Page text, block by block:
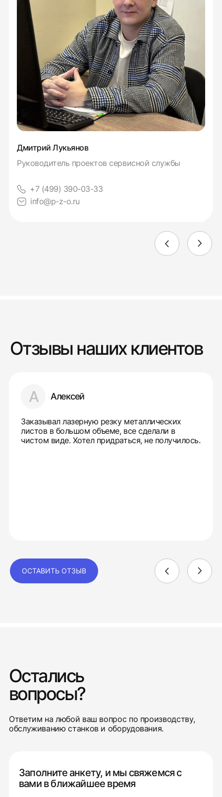
Дмитрий Лукьянов
Руководитель проектов сервисной службы
+7 (499) 390-03-33
info@p-z-o.ru
Отзывы наших клиентов
А Алексей
Заказывал лазерную резку металлических
листов в большом объеме, все сделали в
чистом виде. Хотел придраться, не получилось.
ОСТАВИТЬ ОТЗЫВ
Остались
вопросы?
Ответим на любой ваш вопрос по производству,
обслуживанию станков и оборудования.
Заполните анкету, и мы свяжемся с
вами в ближайшее время